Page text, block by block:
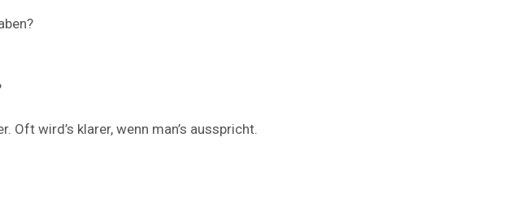
Oft wird’s klarer, wenn man’s ausspricht.